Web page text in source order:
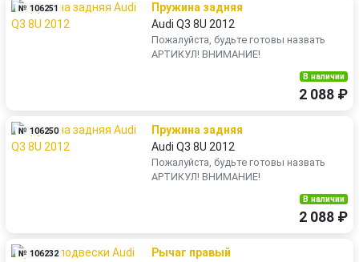
№ 106251
Пружина задняя
Audi Q3 8U 2012
Пожалуйста, будьте готовы назвать
АРТИКУЛ! ВНИМАНИЕ!
В наличии
2 088 ₽
№ 106250
Пружина задняя
Audi Q3 8U 2012
Пожалуйста, будьте готовы назвать
АРТИКУЛ! ВНИМАНИЕ!
В наличии
2 088 ₽
№ 106232
Рычаг правый